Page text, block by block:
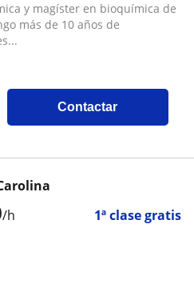
y magíster en bioquímica de
más de 10 años de
Contactar
/h 1ª clase gratis